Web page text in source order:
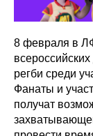
8 февраля в
регби среди
Фанаты и
получат